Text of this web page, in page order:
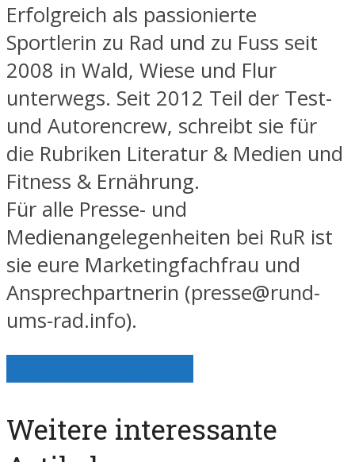
Erfolgreich als passionierte
Sportlerin zu Rad und zu Fuss seit
2008 in Wald, Wiese und Flur
unterwegs. Seit 2012 Teil der Test-
und Autorencrew, schreibt sie für
die Rubriken Literatur & Medien und
Fitness & Ernährung.
Für alle Presse- und
Medienangelegenheiten bei RuR ist
sie eure Marketingfachfrau und
Ansprechpartnerin (presse@rund-
ums-rad.info).
Weitere interessante